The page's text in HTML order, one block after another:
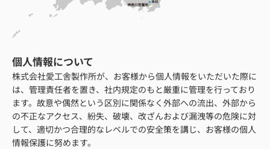
個人情報について
株式会社愛工舎製作所が、お客様から個人情報をいただいた際に
は、管理責任者を置き、社内規定のもと厳重に管理を行っており
ます。故意や偶然という区別に関係なく外部への流出、外部から
の不正なアクセス、紛失、破壊、改ざんおよび漏洩等の危険に対
して、適切かつ合理的なレベルでの安全策を講じ、お客様の個人
情報保護に努めます。